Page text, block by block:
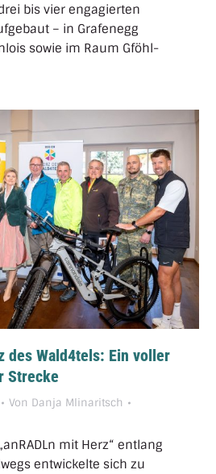
bis vier engagierten
– in Grafenegg
sowie im Raum Gföhl-
des Wald4tels: Ein voller
Strecke
Von Danja Mlinaritsch
mit Herz“ entlang
entwickelte sich zu